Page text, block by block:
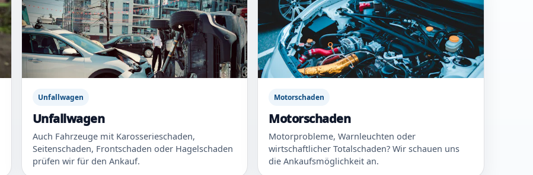
Unfallwagen
Unfallwagen
Auch Fahrzeuge mit Karosserieschaden,
Seitenschaden, Frontschaden oder Hagelschaden
prüfen wir für den Ankauf.
Motorschaden
Motorschaden
Motorprobleme, Warnleuchten oder
wirtschaftlicher Totalschaden? Wir schauen uns
die Ankaufsmöglichkeit an.